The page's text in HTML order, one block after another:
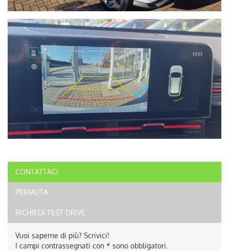
CONTATTACI
PERMUTA
RICHIEDI TEST DRIVE
Vuoi saperne di più? Scrivici!
I campi contrassegnati con * sono obbligatori.